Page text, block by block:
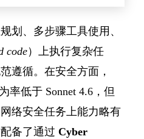
划、多步骤工具使用、
code）上执行复杂任
遵循。在安全方面，
率低于 Sonnet 4.6，但
络安全任务上能力略有
备了通过 Cyber